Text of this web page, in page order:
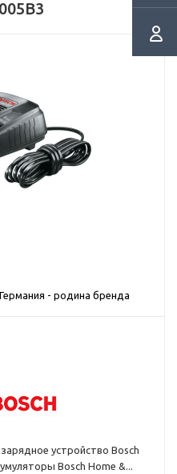
Германия - родина бренда
устройство Bosch
Bosch Home &...